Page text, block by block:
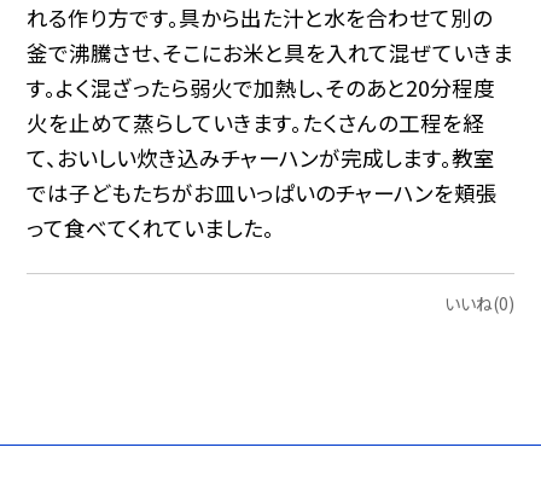
れる作り方です。具から出た汁と水を合わせて別の
釜で沸騰させ、そこにお米と具を入れて混ぜていきま
す。よく混ざったら弱火で加熱し、そのあと20分程度
火を止めて蒸らしていきます。たくさんの工程を経
て、おいしい炊き込みチャーハンが完成します。教室
では子どもたちがお皿いっぱいのチャーハンを頬張
って食べてくれていました。
いいね(0)